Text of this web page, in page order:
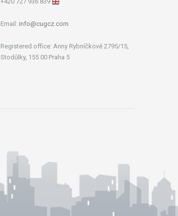
Email: info@cugcz.com
Registered office: Anny Rybníčkové 2795/15,
Stodůlky, 155 00 Praha 5